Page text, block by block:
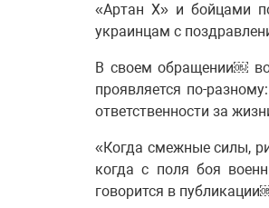
«Артан Х» и бойцами
украинцам с
В своем обращении￼
проявляется по-
ответственности за
«Когда смежные силы,
когда с поля боя
говорится в